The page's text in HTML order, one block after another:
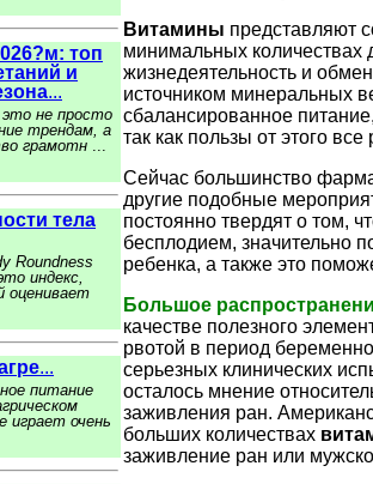
Витамины представляют
минимальных количествах
жизнедеятельность и
источником минеральных
сбалансированное
так как пользы от этого все
Сейчас большинство
другие подобные
постоянно твердят о том,
бесплодием, значительно
ребенка, а также это
Большое
качестве полезного
рвотой в период
серьезных клинических
осталось мнение
заживления ран.
больших количествах
заживление ран или
топ
и
...
не просто
трендам, а
грамотн ...
тела
Roundness
индекс,
оценивает
...
питание
играет очень